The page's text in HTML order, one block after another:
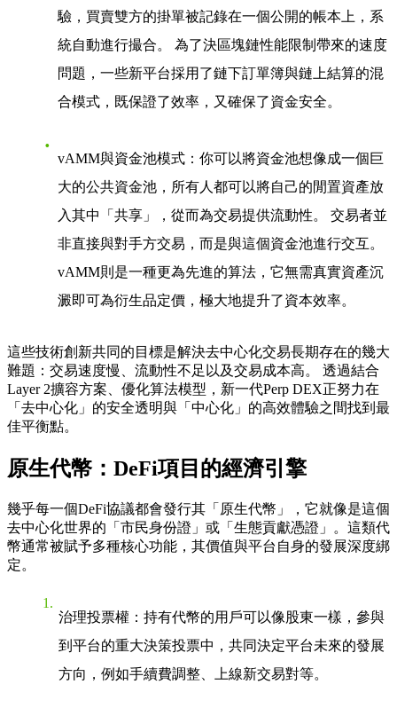
驗，買賣雙方的掛單被記錄在一個公開的帳本上，系
統自動進行撮合。 為了決區塊鏈性能限制帶來的速度
問題，一些新平台採用了鏈下訂單簿與鏈上結算的混
合模式，既保證了效率，又確保了資金安全。
vAMM與資金池模式 ：你可以將資金池想像成一個巨
大的公共資金池，所有人都可以將自己的閒置資產放
入其中「共享」，從而為交易提供流動性。 交易者並
非直接與對手方交易，而是與這個資金池進行交互。
vAMM則是一種更為先進的算法，它無需真實資產沉
澱即可為衍生品定價，極大地提升了資本效率。
這些技術創新共同的目標是解決去中心化交易長期存在的幾大
難題：交易速度慢、流動性不足以及交易成本高。 透過結合
Layer 2擴容方案、優化算法模型，新一代Perp DEX正努力在
「去中心化」的安全透明與「中心化」的高效體驗之間找到最
佳平衡點。
原生代幣：DeFi項目的經濟引擎
幾乎每一個DeFi協議都會發行其「原生代幣」，它就像是這個
去中心化世界的「市民身份證」或「生態貢獻憑證」。這類代
幣通常被賦予多種核心功能，其價值與平台自身的發展深度綁
定。
治理投票權 ：持有代幣的用戶可以像股東一樣，參與
到平台的重大決策投票中，共同決定平台未來的發展
方向，例如手續費調整、上線新交易對等。